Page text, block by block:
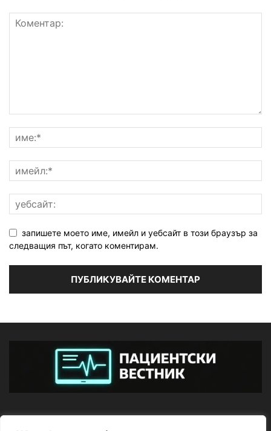
запишете моето име, имейл и уебсайт в този браузър за
следващия път, когато коментирам.